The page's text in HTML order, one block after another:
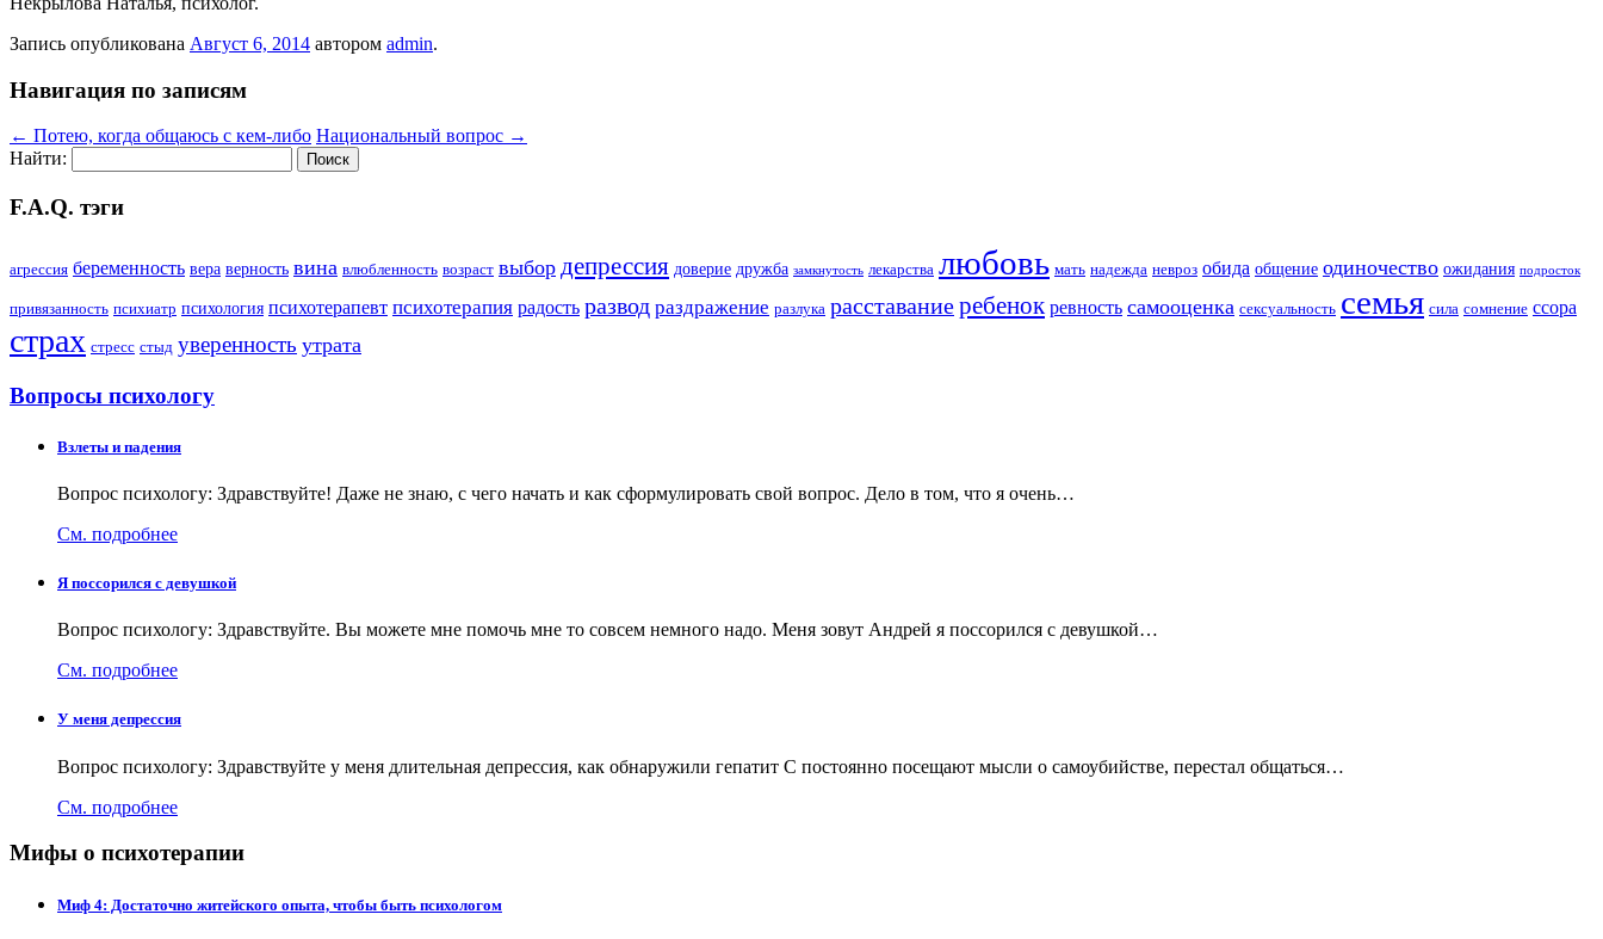
Запись опубликована Август 6, 2014 автором admin.
Навигация по записям
← Потею, когда общаюсь с кем-либо Национальный вопрос →
Найти:
F.A.Q. тэги
агрессия беременность вера верность вина влюбленность возраст выбор депрессия доверие дружба замкнутость лекарства любовь мать надежда невроз обида общение одиночество ожидания подросток
привязанность психиатр психология психотерапевт психотерапия радость развод раздражение разлука расставаниеребенок ревность самооценка сексуальность семья сила сомнение ссора
страх стресс стыд уверенность утрата
Вопросы психологу
Взлеты и падения
Вопрос психологу: Здравствуйте! Даже не знаю, с чего начать и как сформулировать свой вопрос. Дело в том, что я очень…
См. подробнее
Я поссорился с девушкой
Вопрос психологу: Здравствуйте. Вы можете мне помочь мне то совсем немного надо. Меня зовут Андрей я поссорился с девушкой…
См. подробнее
У меня депрессия
Вопрос психологу: Здравствуйте у меня длительная депрессия, как обнаружили гепатит С постоянно посещают мысли о самоубийстве, перестал общаться…
См. подробнее
Мифы о психотерапии
Миф 4: Достаточно житейского опыта, чтобы быть психологом